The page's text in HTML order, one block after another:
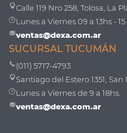
Calle 119 Nro 258, Tolosa, La
Lunes a Viernes 09 a 13hs - 15
ventas@dexa.com.ar
SUCURSAL TUCUMÁN
(011) 5717-4793
Santiago del Estero 1351,
Lunes a Viernes de 9 a 18hs.
ventas@dexa.com.ar